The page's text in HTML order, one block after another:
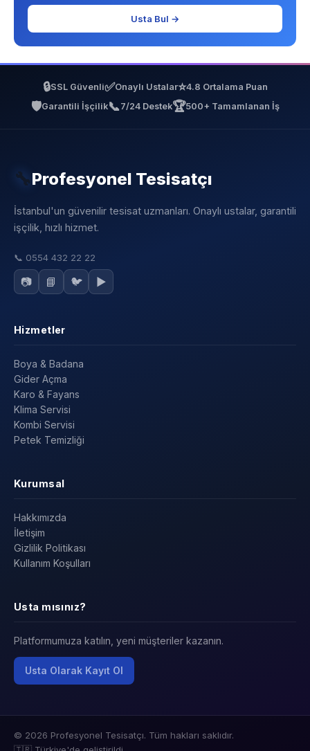
Usta Bul →
🔒SSL Güvenli✅Onaylı Ustalar⭐4.8 Ortalama Puan
🛡️Garantili İşçilik📞 7/24 Destek🏆500+ Tamamlanan İş
🔧Profesyonel Tesisatçı
İstanbul'un güvenilir tesisat uzmanları. Onaylı ustalar, garantili
işçilik, hızlı hizmet.
📞 0554 432 22 22
📷 📘 🐦 ▶️
Hizmetler
Boya & Badana
Gider Açma
Karo & Fayans
Klima Servisi
Kombi Servisi
Petek Temizliği
Kurumsal
Hakkımızda
İletişim
Gizlilik Politikası
Kullanım Koşulları
Usta mısınız?
Platformumuza katılın, yeni müşteriler kazanın.
Usta Olarak Kayıt Ol
© 2026 Profesyonel Tesisatçı. Tüm hakları saklıdır.